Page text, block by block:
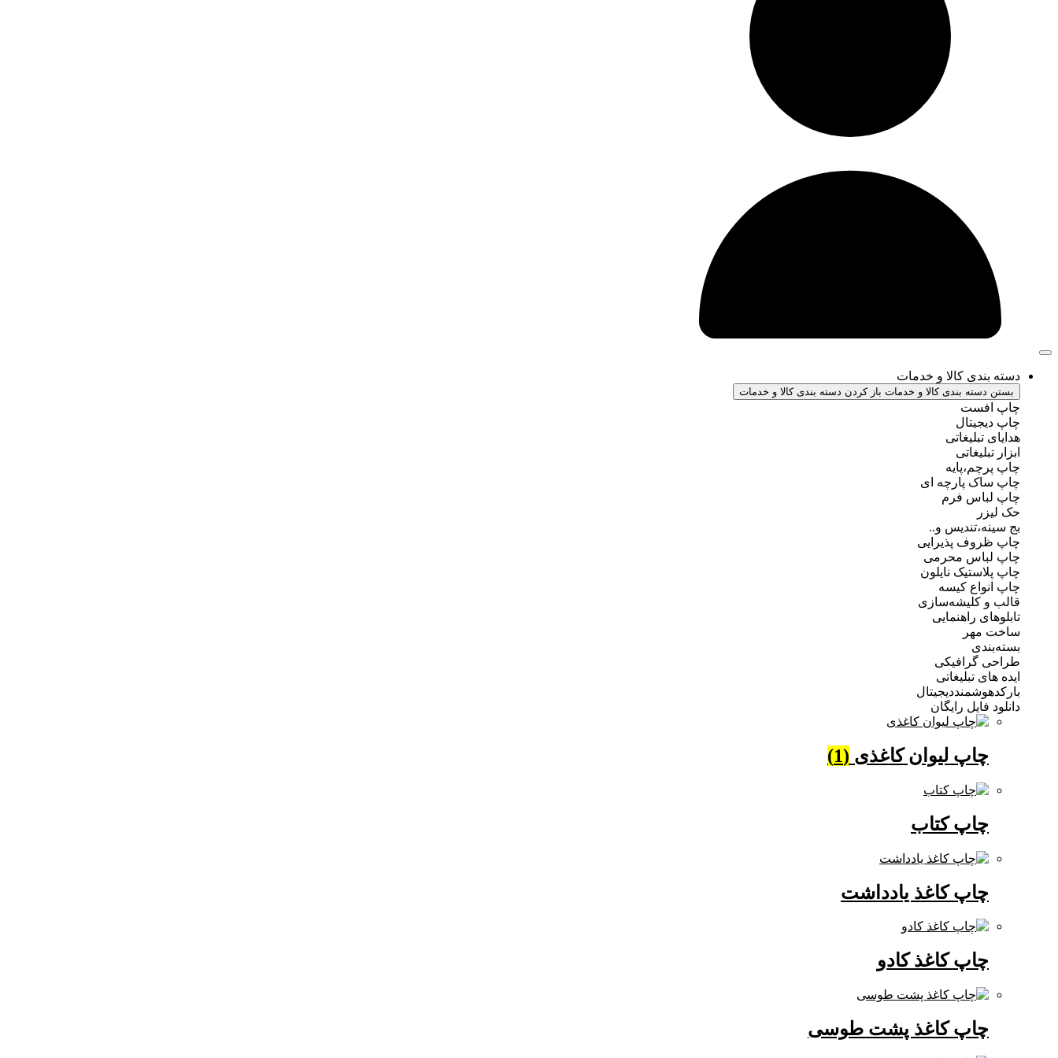
دسته بندی کالا و خدمات
بستن دسته بندی کالا و خدمات باز کردن دسته بندی کالا و خدمات
چاپ افست
چاپ دیجیتال
هدایای تبلیغاتی
ابزار تبلیغاتی
چاپ پرچم،پایه
چاپ ساک پارچه ای
چاپ لباس فرم
حک لیزر
بج سینه،تندیس و..
چاپ ظروف پذیرایی
چاپ لباس محرمی
چاپ پلاستیک نایلون
چاپ انواع کیسه
قالب و کلیشه‌سازی
تابلوهای راهنمایی
ساخت مهر
بسته‌بندی
طراحی گرافیکی
ایده های تبلیغاتی
بارکدهوشمنددیجیتال
دانلود فایل رایگان
چاپ لیوان کاغذی (1)
چاپ کتاب
چاپ کاغذ یادداشت
چاپ کاغذ کادو
چاپ کاغذ پشت طوسی